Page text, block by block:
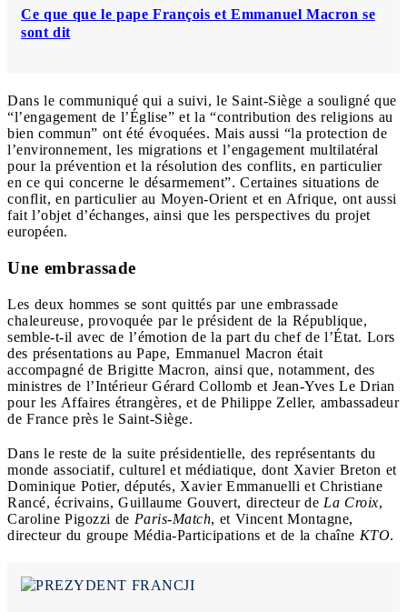
Ce que que le pape François et Emmanuel Macron se
sont dit
Dans le communiqué qui a suivi, le Saint-Siège a souligné que
“l’engagement de l’Église” et la “contribution des religions au
bien commun” ont été évoquées. Mais aussi “la protection de
l’environnement, les migrations et l’engagement multilatéral
pour la prévention et la résolution des conflits, en particulier
en ce qui concerne le désarmement”. Certaines situations de
conflit, en particulier au Moyen-Orient et en Afrique, ont aussi
fait l’objet d’échanges, ainsi que les perspectives du projet
européen.
Une embrassade
Les deux hommes se sont quittés par une embrassade
chaleureuse, provoquée par le président de la République,
semble-t-il avec de l’émotion de la part du chef de l’État. Lors
des présentations au Pape, Emmanuel Macron était
accompagné de Brigitte Macron, ainsi que, notamment, des
ministres de l’Intérieur Gérard Collomb et Jean-Yves Le Drian
pour les Affaires étrangères, et de Philippe Zeller, ambassadeur
de France près le Saint-Siège.
Dans le reste de la suite présidentielle, des représentants du
monde associatif, culturel et médiatique, dont Xavier Breton et
Dominique Potier, députés, Xavier Emmanuelli et Christiane
Rancé, écrivains, Guillaume Gouvert, directeur de La Croix,
Caroline Pigozzi de Paris-Match, et Vincent Montagne,
directeur du groupe Média-Participations et de la chaîne KTO.